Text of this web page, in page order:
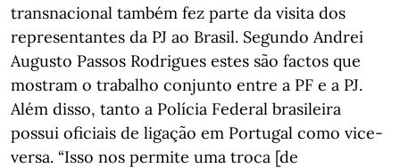
transnacional também fez parte da visita dos
representantes da PJ ao Brasil. Segundo Andrei
Augusto Passos Rodrigues estes são factos que
mostram o trabalho conjunto entre a PF e a PJ.
Além disso, tanto a Polícia Federal brasileira
possui oficiais de ligação em Portugal como vice-
versa. “Isso nos permite uma troca [de